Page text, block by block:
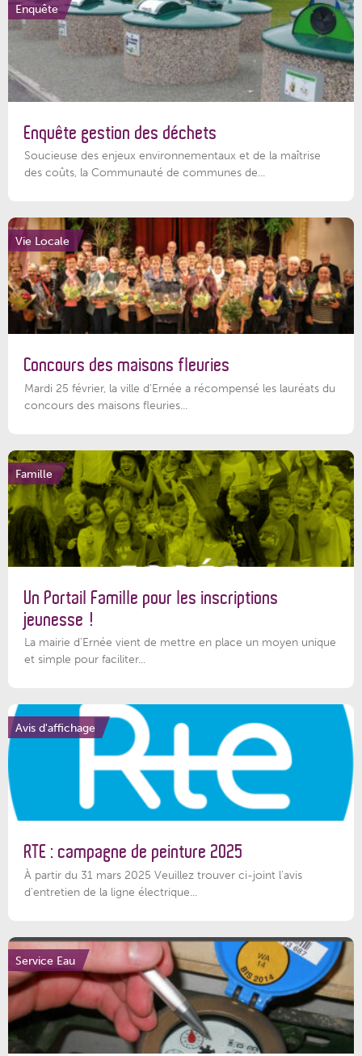
Enquête
Enquête gestion des déchets
Soucieuse des enjeux environnementaux et de la maîtrise
des coûts, la Communauté de communes de...
Vie Locale
Concours des maisons fleuries
Mardi 25 février, la ville d'Ernée a récompensé les lauréats du
concours des maisons fleuries...
Famille
Un Portail Famille pour les inscriptions
jeunesse !
La mairie d’Ernée vient de mettre en place un moyen unique
et simple pour faciliter...
Avis d'affichage
RTE : campagne de peinture 2025
À partir du 31 mars 2025 Veuillez trouver ci-joint l'avis
d'entretien de la ligne électrique...
Service Eau